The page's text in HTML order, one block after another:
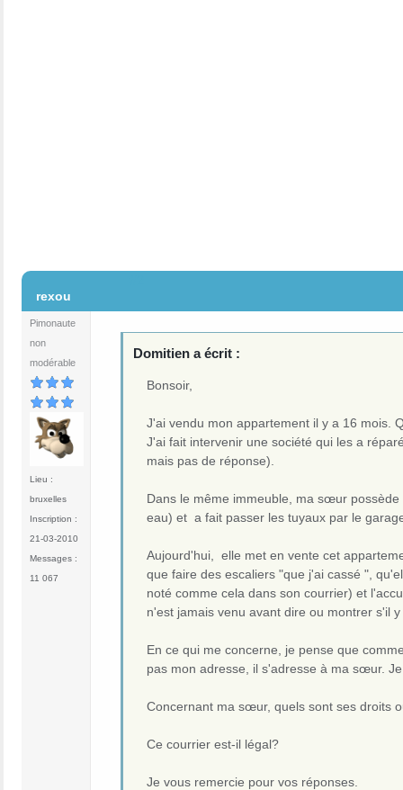
rexou
Pimonaute
non
modérable
Lieu :
bruxelles
Inscription :
21-03-2010
Messages :
11 067
Domitien a écrit :
Bonsoir,
J'ai vendu mon appartement il y a 16 mois.
J'ai fait intervenir une société qui les a
mais pas de réponse).
Dans le même immeuble, ma sœur
eau) et a fait passer les tuyaux par le
Aujourd'hui, elle met en vente cet
que faire des escaliers "que j'ai cassé ",
noté comme cela dans son courrier) et
n'est jamais venu avant dire ou montrer s'il
En ce qui me concerne, je pense que
pas mon adresse, il s'adresse à ma sœur.
Concernant ma sœur, quels sont ses droits
Ce courrier est-il légal?
Je vous remercie pour vos réponses.